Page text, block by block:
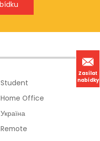
Zasílat
nabídky
Student
Home Office
Україна
Remote